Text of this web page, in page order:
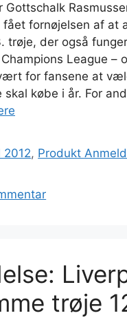
Gottschalk
fået fornøjelsen af at
trøje, der også
League –
for fansene at
skal købe i år. For
2012, Produkt
trøje